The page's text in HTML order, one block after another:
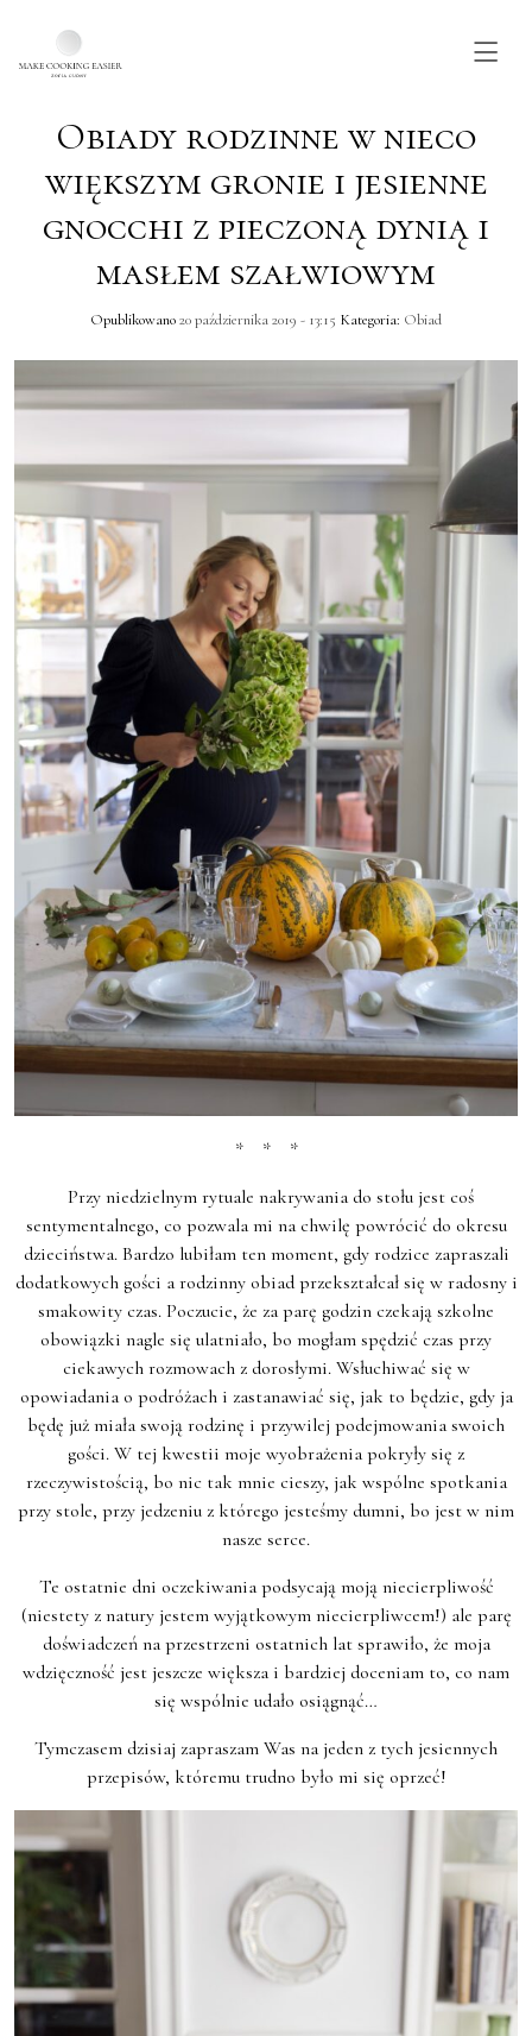
Skip to main content
Obiady rodzinne w nieco
większym gronie i jesienne
gnocchi z pieczoną dynią i
masłem szałwiowym
Opublikowano20 października 2019 - 13:15 Kategoria: Obiad
* * *
Przy niedzielnym rytuale nakrywania do stołu jest coś
sentymentalnego, co pozwala mi na chwilę powrócić do okresu
dzieciństwa. Bardzo lubiłam ten moment, gdy rodzice zapraszali
dodatkowych gości a rodzinny obiad przekształcał się w radosny i
smakowity czas. Poczucie, że za parę godzin czekają szkolne
obowiązki nagle się ulatniało, bo mogłam spędzić czas przy
ciekawych rozmowach z dorosłymi. Wsłuchiwać się w
opowiadania o podróżach i zastanawiać się, jak to będzie, gdy ja
będę już miała swoją rodzinę i przywilej podejmowania swoich
gości. W tej kwestii moje wyobrażenia pokryły się z
rzeczywistością, bo nic tak mnie cieszy, jak wspólne spotkania
przy stole, przy jedzeniu z którego jesteśmy dumni, bo jest w nim
nasze serce.
Te ostatnie dni oczekiwania podsycają moją niecierpliwość
(niestety z natury jestem wyjątkowym niecierpliwcem!) ale parę
doświadczeń na przestrzeni ostatnich lat sprawiło, że moja
wdzięczność jest jeszcze większa i bardziej doceniam to, co nam
się wspólnie udało osiągnąć…
Tymczasem dzisiaj zapraszam Was na jeden z tych jesiennych
przepisów, któremu trudno było mi się oprzeć!